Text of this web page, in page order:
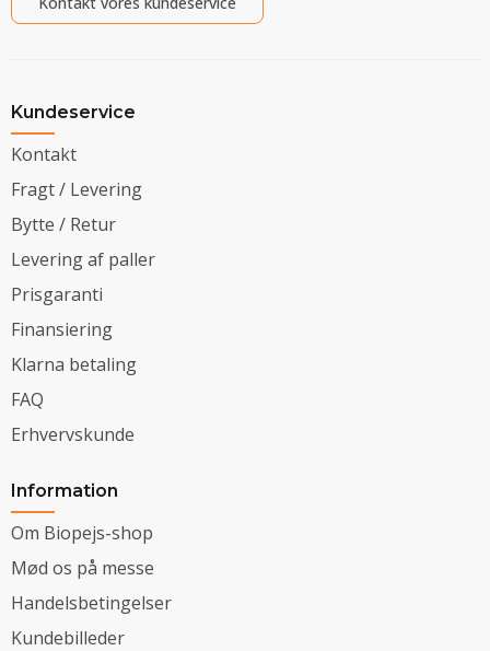
Kundeservice
Kontakt
Fragt / Levering
Bytte / Retur
Levering af paller
Prisgaranti
Finansiering
Klarna betaling
FAQ
Erhvervskunde
Information
Om Biopejs-shop
Mød os på messe
Handelsbetingelser
Kundebilleder